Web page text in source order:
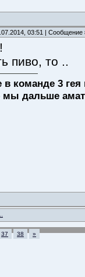
03:51 |
пиво, то ..
в команде 3
мы дальше
37 38 »